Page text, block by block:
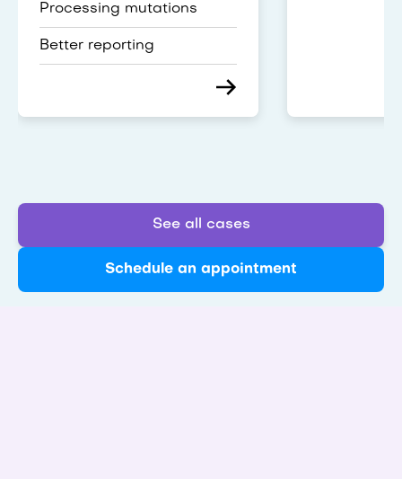
Processing mutations
Better reporting
See all cases
Schedule an appointment